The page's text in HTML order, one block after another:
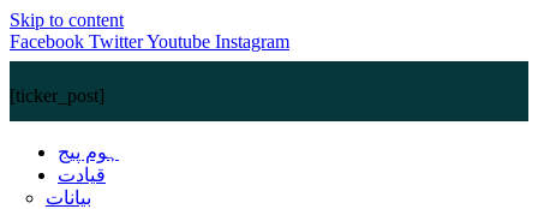
Skip to content
Facebook TwitterYoutube Instagram
[ticker_post]
ہوم پیج
قیادت
بیانات